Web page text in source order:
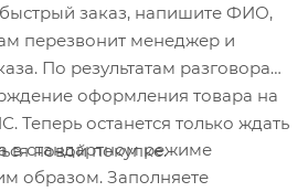
заказ, напишите ФИО,
перезвонит менеджер и
По результатам разговора
оформления товара на
Теперь останется только ждать
новой покупке.
в стандартном режиме
образом. Заполняете